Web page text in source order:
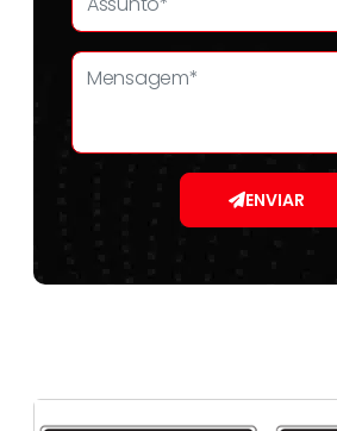
ENVIAR